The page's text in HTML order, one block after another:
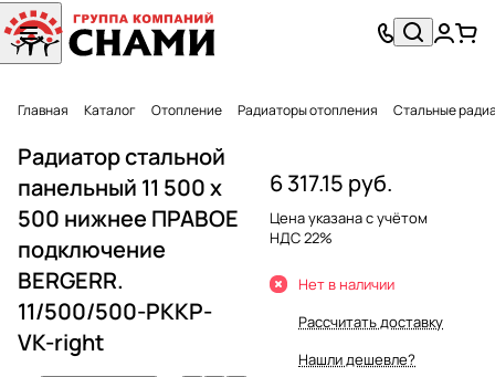
Главная Каталог Отопление Радиаторы отопления Стальные
Радиатор стальной
панельный 11 500 x
500 нижнее ПРАВОЕ
подключение
BERGERR.
11/500/500-PKKP-
VK-right
6 317.15 руб.
Цена указана с учётом
НДС 22%
Нет в наличии
Рассчитать доставку
Нашли дешевле?